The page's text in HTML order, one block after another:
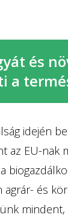
és
a
idején
az EU-nak
és